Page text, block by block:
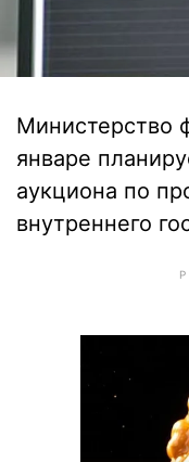
Министерство
январе
аукциона по
внутреннего